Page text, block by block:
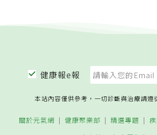
健康報e報
本站內容僅供參考，一切診斷與治療請遵
關於元氣網 健康聚樂部 精選專題